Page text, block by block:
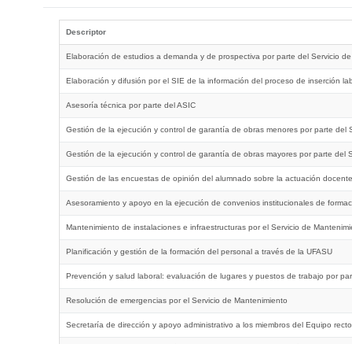
Descriptor
Elaboración de estudios a demanda y de prospectiva por parte del Servicio
Elaboración y difusión por el SIE de la información del proceso de inserción
Asesoría técnica por parte del ASIC
Gestión de la ejecución y control de garantía de obras menores por parte del
Gestión de la ejecución y control de garantía de obras mayores por parte del
Gestión de las encuestas de opinión del alumnado sobre la actuación
Asesoramiento y apoyo en la ejecución de convenios institucionales de
Mantenimiento de instalaciones e infraestructuras por el Servicio de
Planificación y gestión de la formación del personal a través de la UFASU
Prevención y salud laboral: evaluación de lugares y puestos de trabajo por
Resolución de emergencias por el Servicio de Mantenimiento
Secretaría de dirección y apoyo administrativo a los miembros del Equipo